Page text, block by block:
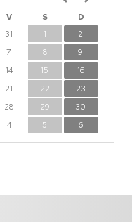
V S
D
31 1
2
7 8
9
14 15
16
21 22
23
28 29
30
4 5 6